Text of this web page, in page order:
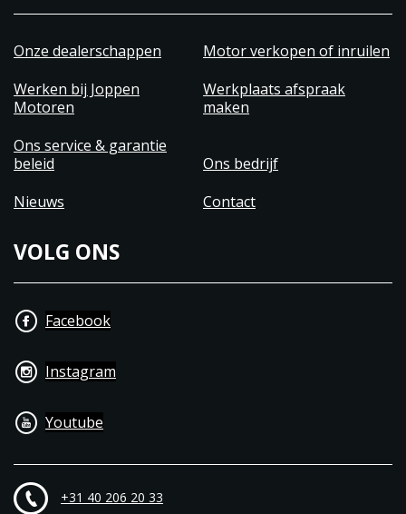
Onze dealerschappen
Motor verkopen of inruilen
Werken bij Joppen
Motoren
Werkplaats afspraak
maken
Ons service & garantie
beleid
Ons bedrijf
Nieuws
Contact
VOLG ONS
Facebook
Instagram
Youtube
+31 40 206 20 33